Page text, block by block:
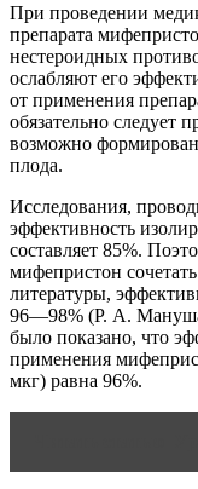
При проведении
препарата
нестероидных
ослабляют его
от применения
обязательно следует
возможно
плода.
Исследования,
эффективность
составляет 85%.
мифепристон
литературы,
96—98% (Р. А.
было показано, что
применения
мкг) равна 96%.